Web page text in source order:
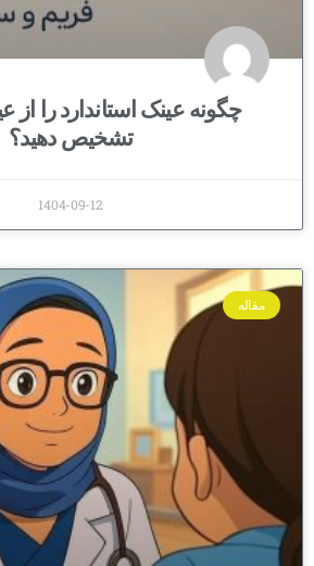
چگونه عینک استاندارد را از
تشخیص دهید؟
1404-09-12
مقاله